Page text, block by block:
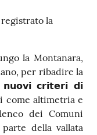
la
la Montanara,
per ribadire la
𝗰𝗿𝗶𝘁𝗲𝗿𝗶 𝗱𝗶
come altimetria e
dei Comuni
della vallata